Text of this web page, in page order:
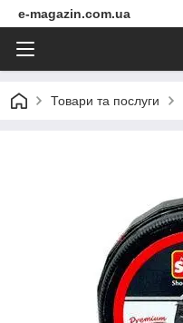
e-magazin.com.ua
Товари та послуги